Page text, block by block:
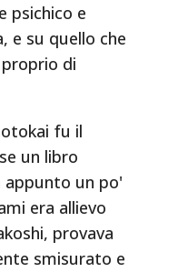
psichico e
e su quello che
di
fu il
un libro
appunto un po'
era allievo
provava
smisurato e